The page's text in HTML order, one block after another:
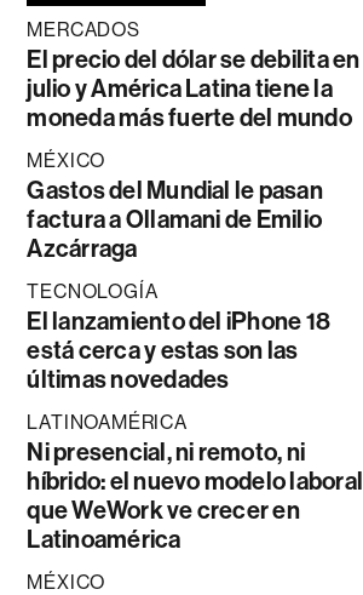
MERCADOS
El precio del dólar se debilita en
julio y América Latina tiene la
moneda más fuerte del mundo
MÉXICO
Gastos del Mundial le pasan
factura a Ollamani de Emilio
Azcárraga
TECNOLOGÍA
El lanzamiento del iPhone 18
está cerca y estas son las
últimas novedades
LATINOAMÉRICA
Ni presencial, ni remoto, ni
híbrido: el nuevo modelo laboral
que WeWork ve crecer en
Latinoamérica
MÉXICO